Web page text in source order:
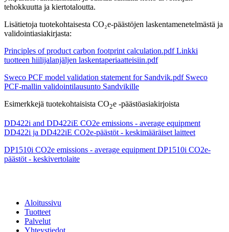
tehokkuutta ja kiertotaloutta.
Lisätietoja tuotekohtaisesta CO₂e-päästöjen laskentamenetelmästä ja
validointiasiakirjasta:
Principles of product carbon footprint calculation.pdfLinkki
tuotteen hiilijalanjäljen laskentaperiaatteisiin.pdf
Sweco PCF model validation statement for Sandvik.pdf Sweco
PCF-mallin validointilausunto Sandvikille
Esimerkkejä tuotekohtaisista CO2e -päästöasiakirjoista
DD422i and DD422iE CO2e emissions - average equipment
DD422i ja DD422iE CO2e-päästöt - keskimääräiset laitteet
DP1510i CO2e emissions - average equipment DP1510i CO2e-
päästöt - keskivertolaite
Aloitussivu
Tuotteet
Palvelut
Yhteystiedot